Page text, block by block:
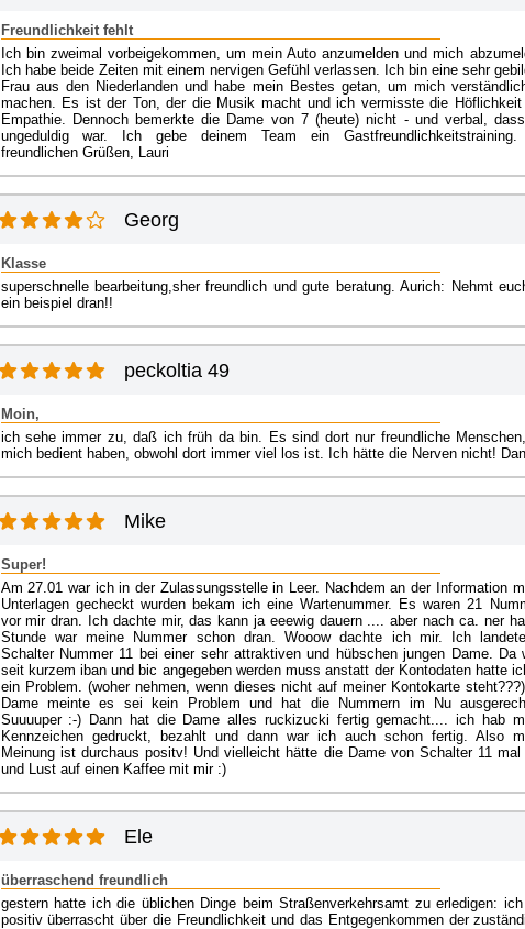
Freundlichkeit fehlt
Ich bin zweimal vorbeigekommen, um mein Auto anzumelden und mich
Ich habe beide Zeiten mit einem nervigen Gefühl verlassen. Ich bin eine sehr
Frau aus den Niederlanden und habe mein Bestes getan, um mich
machen. Es ist der Ton, der die Musik macht und ich vermisste die Höflichkeit
Empathie. Dennoch bemerkte die Dame von 7 (heute) nicht - und verbal,
ungeduldig war. Ich gebe deinem Team ein
freundlichen Grüßen, Lauri
Georg
Klasse
superschnelle bearbeitung,sher freundlich und gute beratung. Aurich: Nehmt
ein beispiel dran!!
peckoltia 49
Moin,
ich sehe immer zu, daß ich früh da bin. Es sind dort nur freundliche
mich bedient haben, obwohl dort immer viel los ist. Ich hätte die Nerven nicht!
Mike
Super!
Am 27.01 war ich in der Zulassungsstelle in Leer. Nachdem an der Information
Unterlagen gecheckt wurden bekam ich eine Wartenummer. Es waren 21
vor mir dran. Ich dachte mir, das kann ja eeewig dauern .... aber nach ca. ner
Stunde war meine Nummer schon dran. Wooow dachte ich mir. Ich
Schalter Nummer 11 bei einer sehr attraktiven und hübschen jungen Dame. Da
seit kurzem iban und bic angegeben werden muss anstatt der Kontodaten hatte
ein Problem. (woher nehmen, wenn dieses nicht auf meiner Kontokarte
Dame meinte es sei kein Problem und hat die Nummern im Nu
Suuuuper :-) Dann hat die Dame alles ruckizucki fertig gemacht.... ich hab
Kennzeichen gedruckt, bezahlt und dann war ich auch schon fertig. Also
Meinung ist durchaus positv! Und vielleicht hätte die Dame von Schalter 11 mal
und Lust auf einen Kaffee mit mir :)
Ele
überraschend freundlich
gestern hatte ich die üblichen Dinge beim Straßenverkehrsamt zu erledigen:
positiv überrascht über die Freundlichkeit und das Entgegenkommen der